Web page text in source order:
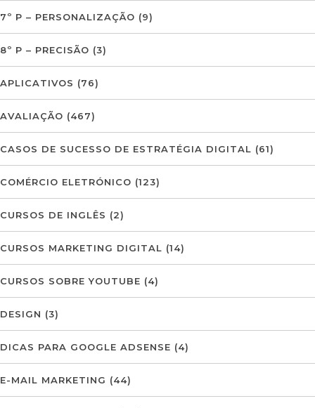
7º P – PERSONALIZAÇÃO (9)
8º P – PRECISÃO (3)
APLICATIVOS (76)
AVALIAÇÃO (467)
CASOS DE SUCESSO DE ESTRATÉGIA DIGITAL (61)
COMÉRCIO ELETRÓNICO (123)
CURSOS DE INGLÊS (2)
CURSOS MARKETING DIGITAL (14)
CURSOS SOBRE YOUTUBE (4)
DESIGN (3)
DICAS PARA GOOGLE ADSENSE (4)
E-MAIL MARKETING (44)